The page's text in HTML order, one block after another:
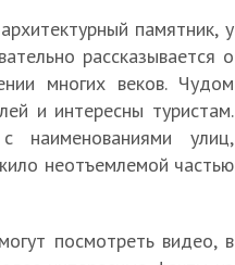
памятник, у
рассказывается о
многих веков. Чудом
и интересны туристам.
наименованиями улиц,
неотъемлемой частью
посмотреть видео, в